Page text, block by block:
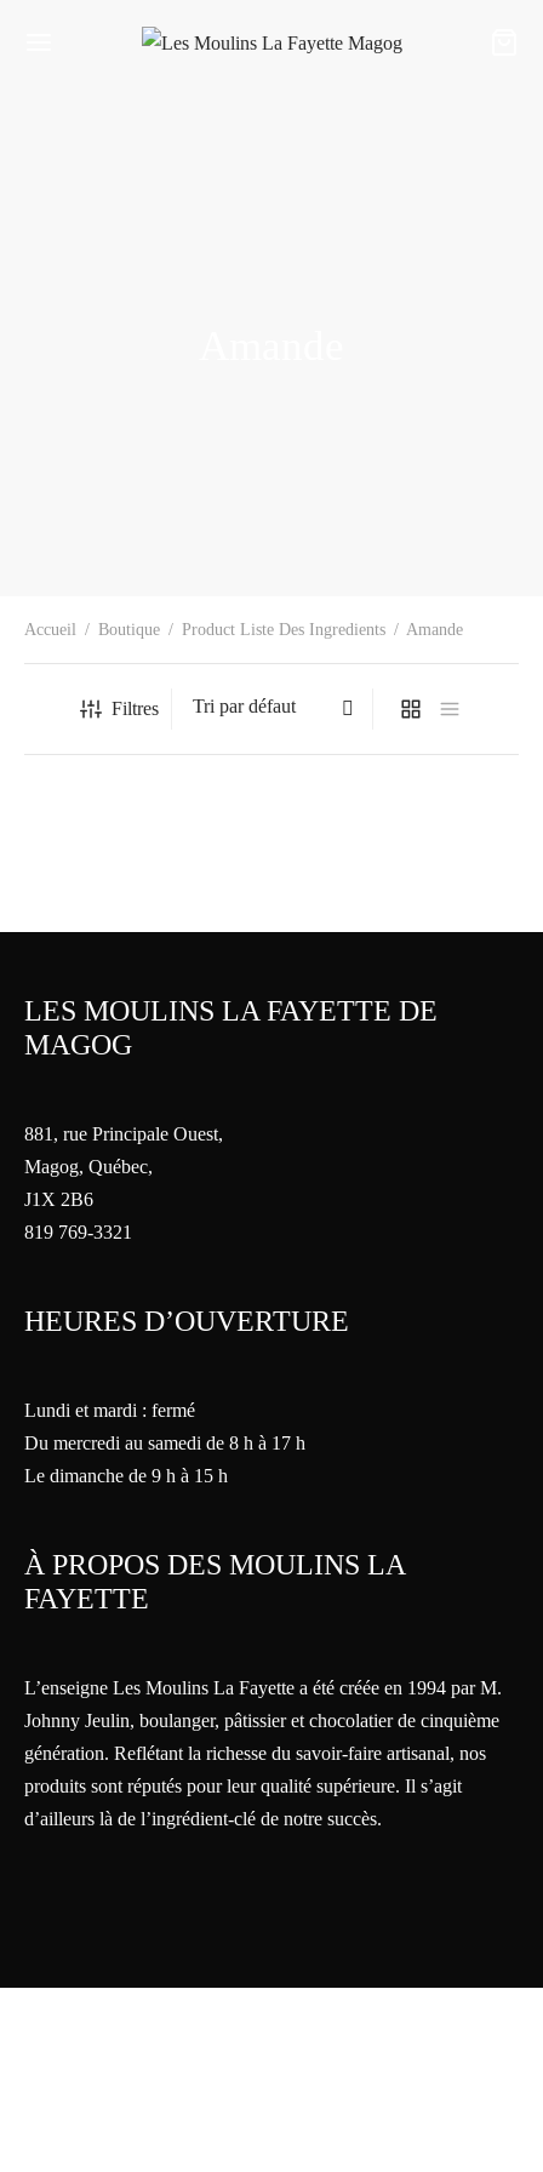
Accueil / Boutique / Product Liste Des Ingredients / Amande
Filtres
LES MOULINS LA FAYETTE DE
MAGOG
881, rue Principale Ouest,
Magog, Québec,
J1X 2B6
819 769-3321
HEURES D’OUVERTURE
Lundi et mardi : fermé
Du mercredi au samedi de 8 h à 17 h
Le dimanche de 9 h à 15 h
À PROPOS DES MOULINS LA
FAYETTE
L’enseigne Les Moulins La Fayette a été créée en 1994 par M.
Johnny Jeulin, boulanger, pâtissier et chocolatier de cinquième
génération. Reflétant la richesse du savoir-faire artisanal, nos
produits sont réputés pour leur qualité supérieure. Il s’agit
d’ailleurs là de l’ingrédient-clé de notre succès.